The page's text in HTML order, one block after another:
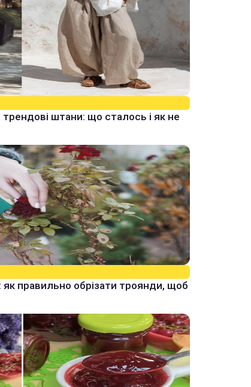
штани: що сталось і як не
як правильно обрізати троянди, щоб